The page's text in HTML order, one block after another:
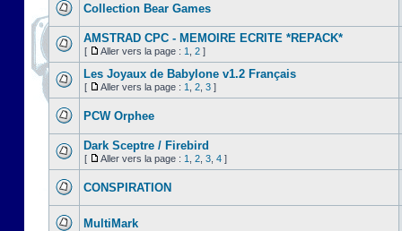
Collection Bear Games
AMSTRAD CPC - MEMOIRE ECRITE *REPACK*
[ Aller vers la page : 1 2 ]
Les Joyaux de Babylone v1.2 Français
[ Aller vers la page : 1 2 3 ]
PCW Orphee
Dark Sceptre / Firebird
[ Aller vers la page : 1 2 3 4 ]
CONSPIRATION
MultiMark